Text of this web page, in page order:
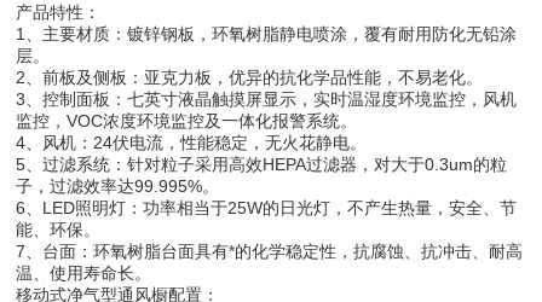
产品特性：
1、主要材质：镀锌钢板，环氧树脂静电喷涂，覆有耐用防化无铅涂
层。
2、前板及侧板：亚克力板，优异的抗化学品性能，不易老化。
3、控制面板：七英寸液晶触摸屏显示，实时温湿度环境监控，风机
监控，VOC浓度环境监控及一体化报警系统。
4、风机：24伏电流，性能稳定，无火花静电。
5、过滤系统：针对粒子采用高效HEPA过滤器，对大于0.3um的粒
子，过滤效率达99.995%。
6、LED照明灯：功率相当于25W的日光灯，不产生热量，安全、节
能、环保。
7、台面：环氧树脂台面具有*的化学稳定性，抗腐蚀、抗冲击、耐高
温、使用寿命长。
移动式净气型通风橱配置：